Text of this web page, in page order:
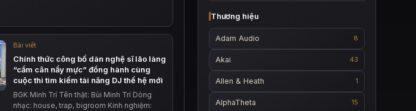
Bài viết
Chính thức công bố dàn nghệ sĩ lão làng
“cầm cân nẩy mực” đồng hành cùng
cuộc thi tìm kiếm tài năng DJ thế hệ mới
BGK Minh Trí Tên thật: Bùi Minh Trí Dòng
nhạc: house, trap, bigroom Kinh nghiệm:
Thương hiệu
Adam Audio 8
Akai 43
Allen & Heath 1
AlphaTheta 15